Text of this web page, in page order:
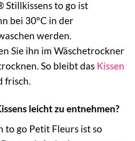
Stillkissens to go ist
bei 30°C in der
werden.
Sie ihn im Wäschetrockner
So bleibt das Kissen
frisch.
leicht zu entnehmen?
to go Petit Fleurs ist so